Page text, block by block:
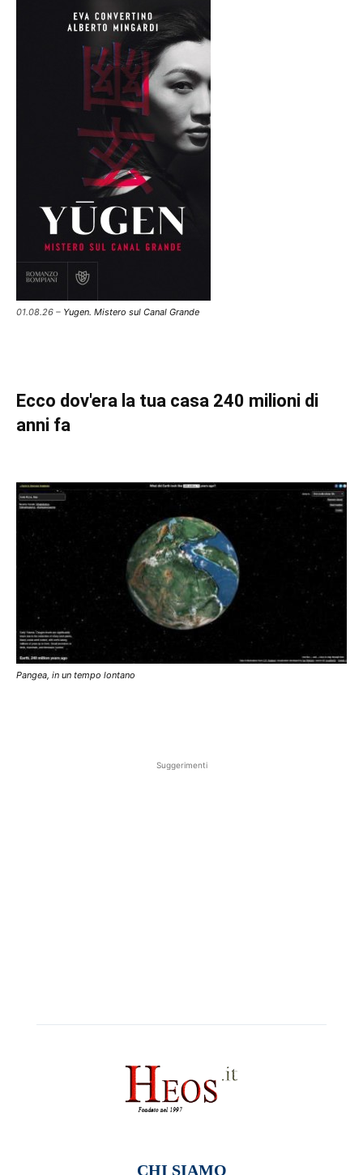
01.08.26 – Yugen. Mistero sul Canal Grande
Ecco dov'era la tua casa 240 milioni di
anni fa
Pangea, in un tempo lontano
Suggerimenti
CHI SIAMO